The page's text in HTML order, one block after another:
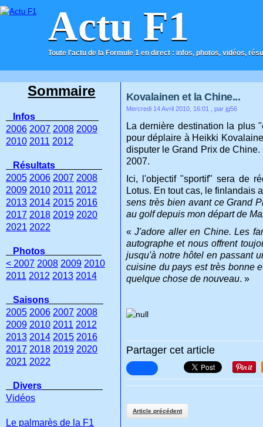
Actu F1
Toute l'actu de la Formule 1 en direct : infos, photos, vidéos,
ACCUEIL CONTACT
Kovalainen et la Chine...
Mercredi 14 Avril 2010, 16:01 , par jg56
La dernière destination la plus
pour déplaire à Heikki
disputer le Grand Prix de
2007.
Ici, l'objectif "sportif" sera de
Lotus. En tout cas, le finlandais
sens très bien avant ce Grand
au golf depuis mon départ de
«J'adore aller en Chine. Les
autographe et nous offrent
jusqu'à notre hôtel en passant
cuisine du pays est très bonne
quelque chose de nouveau. »
Partager cet article
Article précédent
Sommaire
Infos
2006 2007 2008 2009
2010 2011 2012
Résultats
2005 2006 2007 2008
2009 2010 2011 2012
2013 2014 2015 2016
2017 2018 2019 2020
2021 2022
Photos
< 2007 2008 2009 2010
2011 2012 2013 2014
Saisons
2005 2006 2007 2008
2009 2010 2011 2012
2013 2014 2015 2016
2017 2018 2019 2020
2021 2022
Divers
Vidéos
Le palmarès de la F1